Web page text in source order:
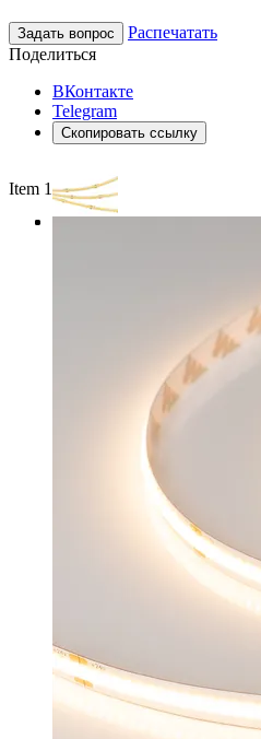
Задать вопрос
Распечатать
Поделиться
ВКонтакте
Telegram
Скопировать ссылку
Item 1 of 3